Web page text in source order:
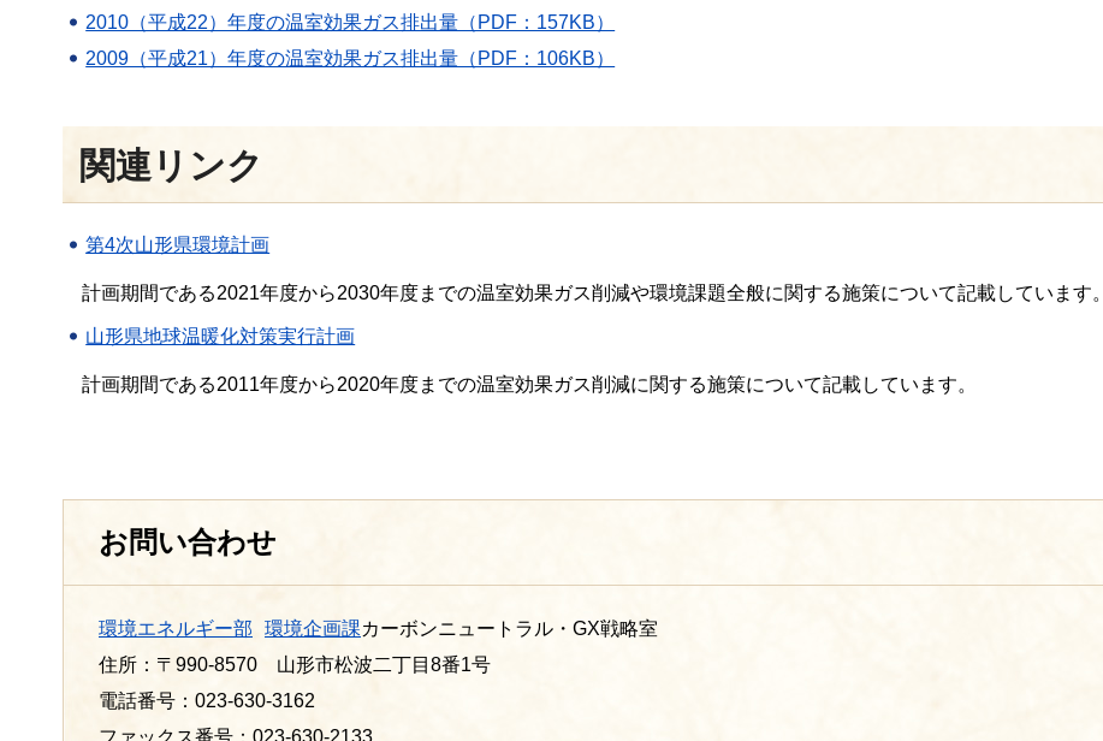
2010（平成22）年度の温室効果ガス排出量（PDF：157KB）
2009（平成21）年度の温室効果ガス排出量（PDF：106KB）
関連リンク
第4次山形県環境計画
計画期間である2021年度から2030年度までの温室効果ガス削減や環境課題全般に関する施策について記載しています。
山形県地球温暖化対策実行計画
計画期間である2011年度から2020年度までの温室効果ガス削減に関する施策について記載しています。
お問い合わせ
環境エネルギー部 環境企画課カーボンニュートラル・GX戦略室
住所：〒990-8570 山形市松波二丁目8番1号
電話番号：023-630-3162
ファックス番号：023-630-2133